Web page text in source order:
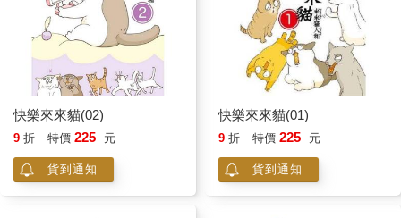
快樂來來貓(02)
9 折 特價 225 元
貨到通知
快樂來來貓(01)
9 折 特價 225 元
貨到通知